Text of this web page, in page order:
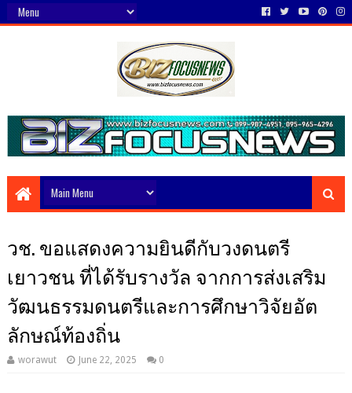
วช. ขอแสดงความยินดีกับวงดนตรี
เยาวชน ที่ได้รับรางวัล จากการส่งเสริม
วัฒนธรรมดนตรีและการศึกษาวิจัยอัต
ลักษณ์ท้องถิ่น
worawut June 22, 2025 0